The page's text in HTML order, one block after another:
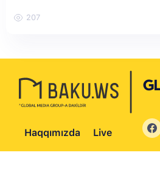
207
Haqqımızda Live